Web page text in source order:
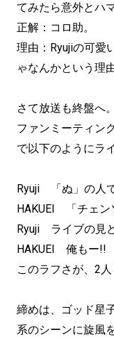
てみたら意外とハ
正解：コロ助。
理由：Ryujiの可愛
ゃなんかという理由
さて放送も終盤へ
ファンミーティン
で以下のようにラ
Ryuji 「ぬ」の人で
HAKUEI 「チェン
Ryuji ライブの見
HAKUEI 俺もー!!
このラフさが、2人
締めは、ゴッド星
系のシーンに旋風